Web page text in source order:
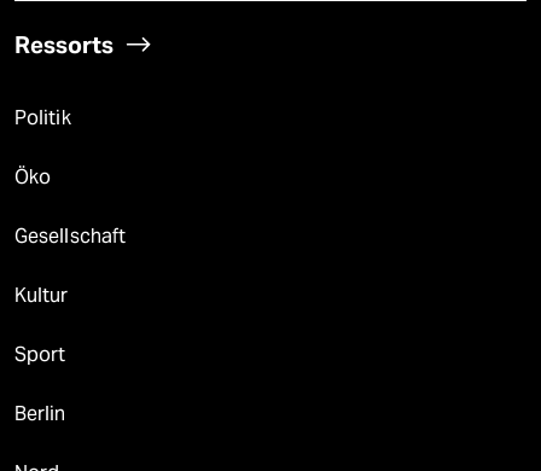
Ressorts
Politik
Öko
Gesellschaft
Kultur
Sport
Berlin